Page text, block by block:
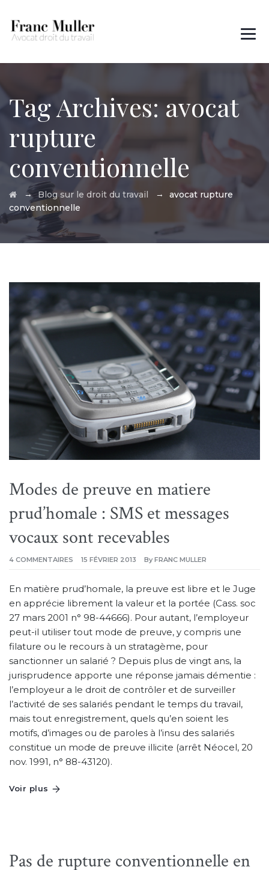
Tag Archives:avocat
rupture
conventionnelle
→ Blog sur le droit du travail → avocat rupture
conventionnelle
Modes de preuve en matiere
prud’homale : SMS et messages
vocaux sont recevables
4 COMMENTAIRES
SUR
EN
MATIERE
PRUD’HOMALE
:
SMS
ET
MESSAGES
VOCAUX
SONT
RECEVABLES
15 FÉVRIER 2013 By FRANC MULLER
En matière prud’homale, la preuve est libre et le Juge
en apprécie librement la valeur et la portée (Cass. soc
27 mars 2001 n° 98-44666). Pour autant, l’employeur
peut-il utiliser tout mode de preuve, y compris une
filature ou le recours à un stratagème, pour
sanctionner un salarié ? Depuis plus de vingt ans, la
jurisprudence apporte une réponse jamais démentie :
l’employeur a le droit de contrôler et de surveiller
l’activité de ses salariés pendant le temps du travail,
mais tout enregistrement, quels qu’en soient les
motifs, d’images ou de paroles à l’insu des salariés
constitue un mode de preuve illicite (arrêt Néocel, 20
nov. 1991, n° 88-43120).
Voir plus
Pas de rupture conventionnelle en